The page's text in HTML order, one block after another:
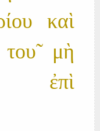
καὶ
του̃ μὴ
ἐπὶ